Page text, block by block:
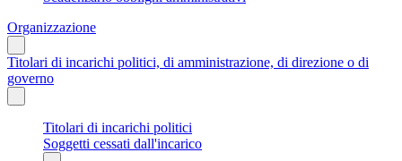
Organizzazione
Titolari di incarichi politici, di amministrazione, di direzione o di
governo
Titolari di incarichi politici
Soggetti cessati dall'incarico